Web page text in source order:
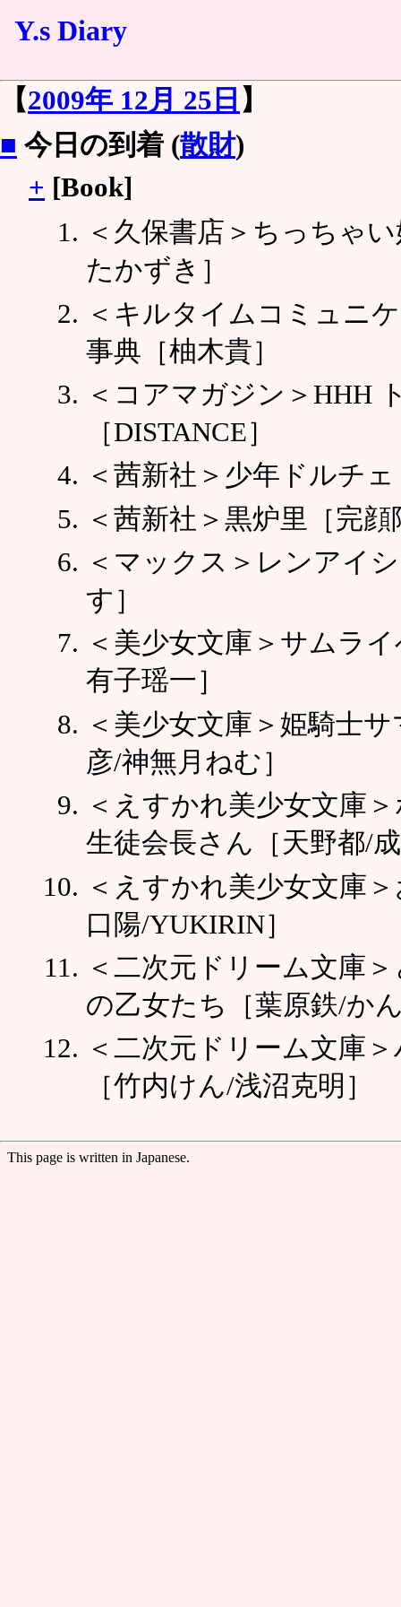
Y.s Diary
【2009年 12月 25日 】
■ 今日の到着 (散財)
+ [Book]
＜久保書店＞ちっちゃ
たかずき］
＜キルタイムコミュニ
事典［柚木貴］
＜コアマガジン＞HHH
［DISTANCE］
＜茜新社＞少年ドルチ
＜茜新社＞黒炉里［完
＜マックス＞レンアイ
す］
＜美少女文庫＞サムラ
有子瑶一］
＜美少女文庫＞姫騎士
彦/神無月ねむ］
＜えすかれ美少女文庫
生徒会長さん［天野都/
＜えすかれ美少女文庫
口陽/YUKIRIN］
＜二次元ドリーム文庫
の乙女たち［葉原鉄/か
＜二次元ドリーム文庫
［竹内けん/浅沼克明］
This page is written in Japanese.